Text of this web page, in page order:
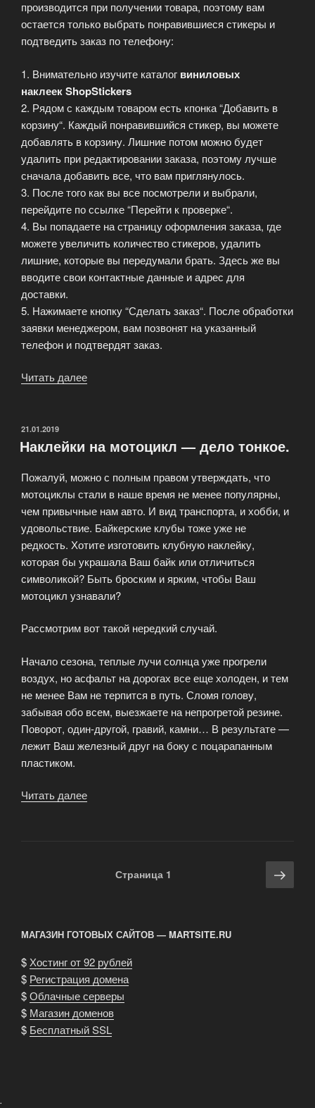
производится при получении товара, поэтому вам
остается только выбрать понравившиеся стикеры и
подтведить заказ по телефону:
1. Внимательно изучите каталог виниловых
наклеек ShopStickers
2. Рядом с каждым товаром есть кпонка “Добавить в
корзину“. Каждый понравившийся стикер, вы можете
добавлять в корзину. Лишние потом можно будет
удалить при редактировании заказа, поэтому лучше
сначала добавить все, что вам приглянулось.
3. После того как вы все посмотрели и выбрали,
перейдите по ссылке “Перейти к проверке“.
4. Вы попадаете на страницу оформления заказа, где
можете увеличить количество стикеров, удалить
лишние, которые вы передумали брать. Здесь же вы
вводите свои контактные данные и адрес для
доставки.
5. Нажимаете кнопку “Сделать заказ“. После обработки
заявки менеджером, вам позвонят на указанный
телефон и подтвердят заказ.
Читать далее
ОПУБЛИКОВАНО
21.01.2019
Наклейки на мотоцикл — дело тонкое.
Пожалуй, можно с полным правом утверждать, что
мотоциклы стали в наше время не менее популярны,
чем привычные нам авто. И вид транспорта, и хобби, и
удовольствие. Байкерские клубы тоже уже не
редкость. Хотите изготовить клубную наклейку,
которая бы украшала Ваш байк или отличиться
символикой? Быть броским и ярким, чтобы Ваш
мотоцикл узнавали?
Рассмотрим вот такой нередкий случай.
Начало сезона, теплые лучи солнца уже прогрели
воздух, но асфальт на дорогах все еще холоден, и тем
не менее Вам не терпится в путь. Сломя голову,
забывая обо всем, выезжаете на непрогретой резине.
Поворот, один-другой, гравий, камни… В результате —
лежит Ваш железный друг на боку с поцарапанным
пластиком.
Читать далее
тонкое.»Страница 1
МАГАЗИН ГОТОВЫХ САЙТОВ — MARTSITE.RU
$ Хостинг от 92 рублей
$ Регистрация домена
$Облачные серверы
$ Магазин доменов
$ Бесплатный SSL
.